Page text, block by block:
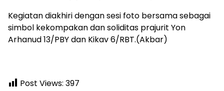
Kegiatan diakhiri dengan sesi foto bersama sebagai
simbol kekompakan dan soliditas prajurit Yon
Arhanud 13/PBY dan Kikav 6/RBT.(Akbar)
Post Views: 397